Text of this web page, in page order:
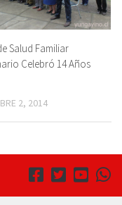
Salud Familiar
Celebró 14 Años
2, 2014